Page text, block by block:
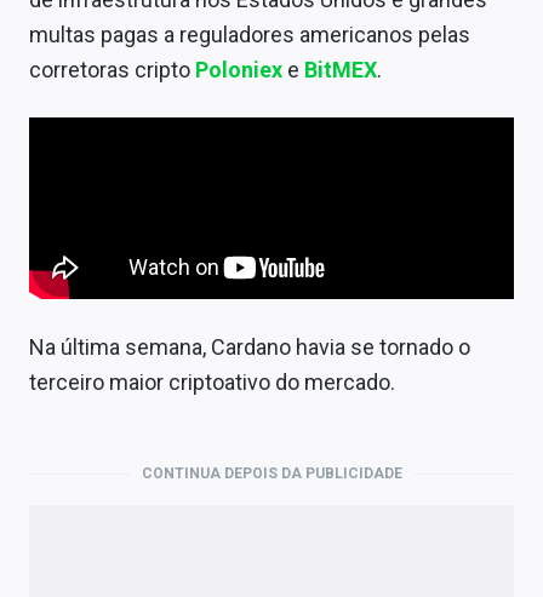
multas pagas a reguladores americanos pelas
corretoras cripto Poloniex e BitMEX.
Na última semana, Cardano havia se tornado o
terceiro maior criptoativo do mercado.
CONTINUA DEPOIS DA PUBLICIDADE